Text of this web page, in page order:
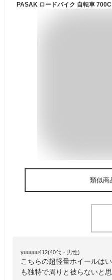
類似商
yuuuuu412(40代・男性)
こちらの超軽量ホイールは
も独特で周りと被らないと